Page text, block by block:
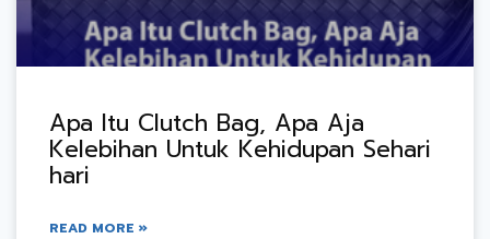
Apa Itu Clutch Bag, Apa Aja
Kelebihan Untuk Kehidupan Sehari
hari
READ MORE »